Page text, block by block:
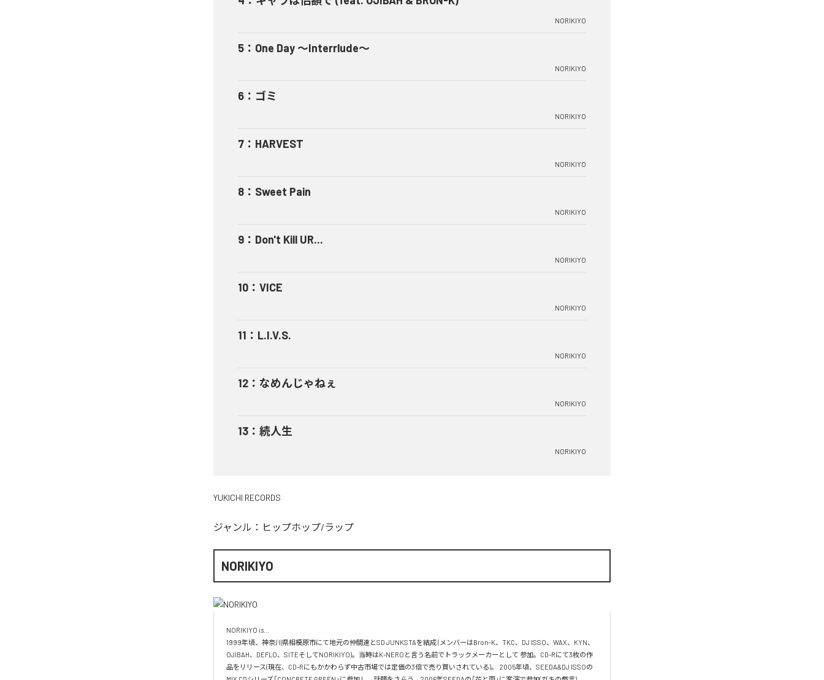
NORIKIYO
5 ： One Day ～Interrlude～
NORIKIYO
6 ： ゴミ
NORIKIYO
7 ： HARVEST
NORIKIYO
8 ： Sweet Pain
NORIKIYO
9 ： Don't Kill UR...
NORIKIYO
10 ： VICE
NORIKIYO
11 ： L.I.V.S.
NORIKIYO
12 ： なめんじゃねぇ
NORIKIYO
13 ： 続人生
NORIKIYO
YUKICHI RECORDS
ジャンル： ヒップホップ/ラップ
NORIKIYO
NORIKIYO is...
1999年頃、神奈川県相模原市にて地元の仲間達とSD JUNKSTAを結成 (メンバーはBron-K、TKC、DJ ISSO、WAX、KYN、
OJIBAH、DEFLO、SITEそしてNORIKIYO)。当時はK-NEROと言う名前でトラックメーカーとして 参加。CD-Rにて3枚の作
品をリリース(現在、CD-Rにもかかわらず中古市場では定価の3倍で売り買いされている)。 2005年頃、SEEDA&DJ ISSOの